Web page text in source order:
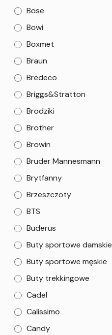
Bose
Bowi
Boxmet
Braun
Bredeco
Briggs&Stratton
Brodziki
Brother
Browin
Bruder Mannesmann
Brytfanny
Brzeszczoty
BTS
Buderus
Buty sportowe damskie
Buty sportowe męskie
Buty trekkingowe
Cadel
Calissimo
Candy